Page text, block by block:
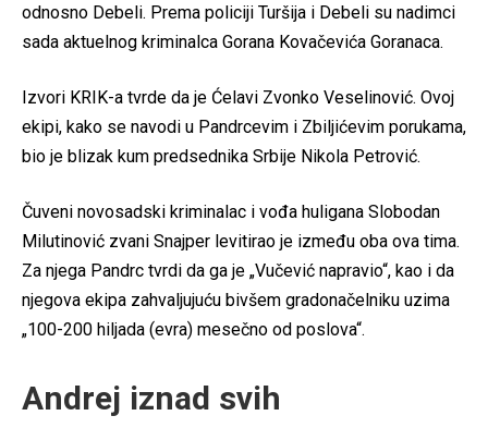
odnosno Debeli. Prema policiji Turšija i Debeli su nadimci
sada aktuelnog kriminalca Gorana Kovačevića Goranaca.
Izvori KRIK-a tvrde da je Ćelavi Zvonko Veselinović. Ovoj
ekipi, kako se navodi u Pandrcevim i Zbiljićevim porukama,
bio je blizak kum predsednika Srbije Nikola Petrović.
Čuveni novosadski kriminalac i vođa huligana Slobodan
Milutinović zvani Snajper levitirao je između oba ova tima.
Za njega Pandrc tvrdi da ga je „Vučević napravio“, kao i da
njegova ekipa zahvaljujuću bivšem gradonačelniku uzima
„100-200 hiljada (evra) mesečno od poslova“.
Andrej iznad svih